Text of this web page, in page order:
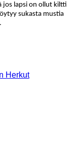
jos lapsi on ollut kiltti
sukasta mustia